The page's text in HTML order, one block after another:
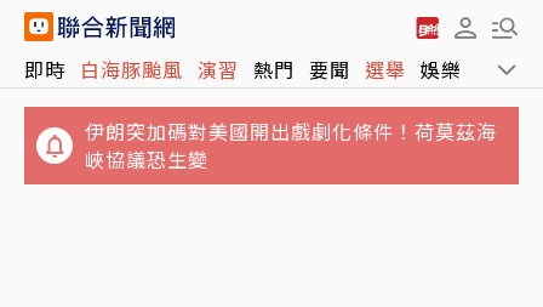
即時 白海豚颱風 演習 熱門 要聞 選舉 娛樂 運動
伊朗突加碼對美國開出戲劇化條件！荷莫茲海
峽協議恐生變